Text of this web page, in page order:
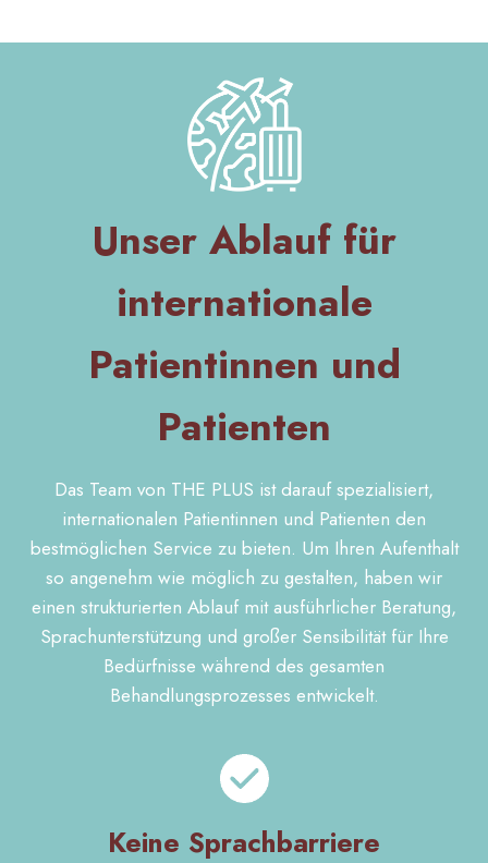
Unser Ablauf für
internationale
Patientinnen und
Patienten
Das Team von THE PLUS ist darauf spezialisiert,
internationalen Patientinnen und Patienten den
bestmöglichen Service zu bieten. Um Ihren Aufenthalt
so angenehm wie möglich zu gestalten, haben wir
einen strukturierten Ablauf mit ausführlicher Beratung,
Sprachunterstützung und großer Sensibilität für Ihre
Bedürfnisse während des gesamten
Behandlungsprozesses entwickelt.
Keine Sprachbarriere